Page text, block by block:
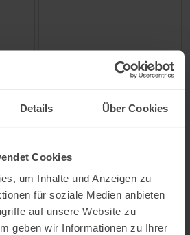
Details Über Cookies
Cookies
um Inhalte und Anzeigen zu
für soziale Medien anbieten
auf unsere Website zu
geben wir Informationen zu Ihrer
Beta SL Hardshelljacke Mantis
Verfügbare Größen:
S|M|L| XL